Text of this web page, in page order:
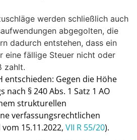
werden schließlich auch
abgegolten, die
dadurch entstehen, dass ein
eine fällige Steuer nicht oder
zahlt.
entschieden: Gegen die Höhe
nach § 240 Abs. 1 Satz 1 AO
strukturellen
verfassungsrechtlichen
15.11.2022, VII R 55/20).